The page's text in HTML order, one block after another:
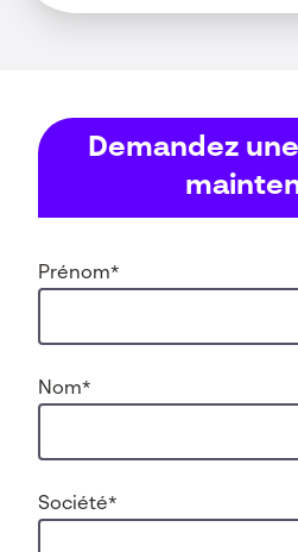
Demandez
Prénom*
Nom*
Société*